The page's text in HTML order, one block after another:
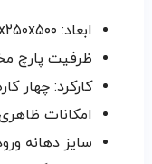
ابعاد: ۴۵۰x۲۵۰x۵۰۰ سانتی‌متر
ظرفیت پارچ
کارکرد: چهار
امکانات
سایز دهانه